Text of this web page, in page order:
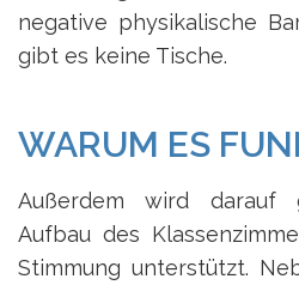
negative physikalische
gibt es keine Tische.
WARUM ES
Außerdem wird darauf
Aufbau des
Stimmung unterstützt.